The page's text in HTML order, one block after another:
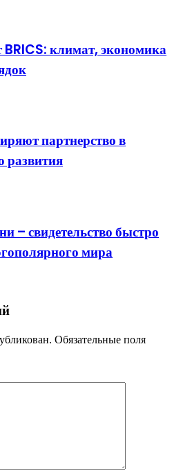
BRICS: климат, экономика
партнерство в
развития
– свидетельство быстро
мира
Обязательные поля